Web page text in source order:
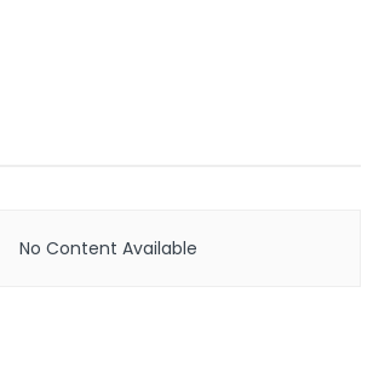
No Content Available